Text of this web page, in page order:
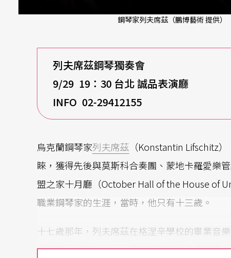
鋼琴家列夫席茲（鵬博藝術 提供）
列夫席茲鋼琴獨奏會
9/29 19 ：30 台北 誠品表演廳
INFO 02-29412155
烏克蘭鋼琴家列夫席茲 （Konstantin Lifschitz
睞，獲得先後與莫斯科合奏團、蒙地卡羅愛樂
盟之家十月廳（October Hall of the House of
職業鋼琴家的生涯，當時，他只有十三歲。
十七歲那年，列夫席茲在格涅辛學校的畢業音
感詮釋，讓日本Denon哥倫比亞唱片公司驚豔